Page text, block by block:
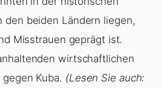
den beiden Ländern liegen,
Misstrauen geprägt ist.
wirtschaftlichen
Kuba. (Lesen Sie auch: